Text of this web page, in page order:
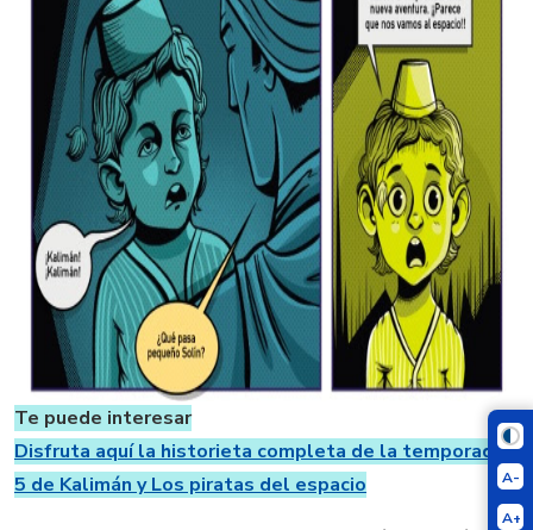
A-
A+
Te puede interesar
Disfruta aquí la historieta completa de la temporada
5 de Kalimán y Los piratas del espacio